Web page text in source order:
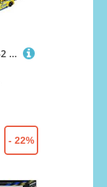
Carrera - 20030038 Digital 132 | Pole to Podium Rennbahn-Set Bahn und lizensierte Slotcars | bis zu 6 Spieler | Für Kinder ab 8 Jahren & Erwachsene
- 22%